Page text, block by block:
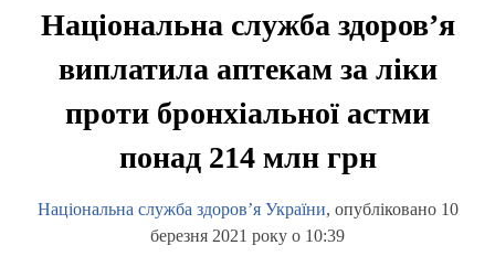
Національна служба здоров’я
виплатила аптекам за ліки
проти бронхіальної астми
понад 214 млн грн
Національна служба здоров’я України, опубліковано 10
березня 2021 року о 10:39